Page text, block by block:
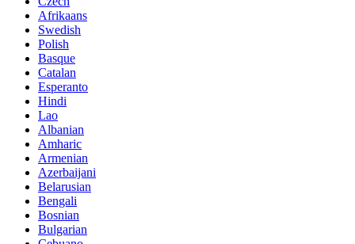
Afrikaans
Swedish
Polish
Basque
Catalan
Esperanto
Hindi
Lao
Albanian
Amharic
Armenian
Azerbaijani
Belarusian
Bengali
Bosnian
Bulgarian